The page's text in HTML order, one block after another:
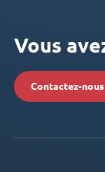
Vous
Contactez-